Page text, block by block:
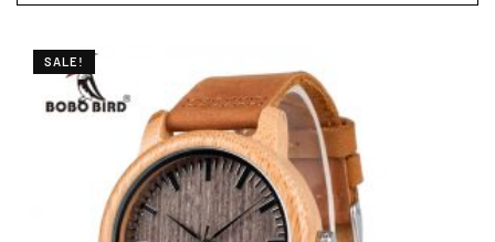
SALE!